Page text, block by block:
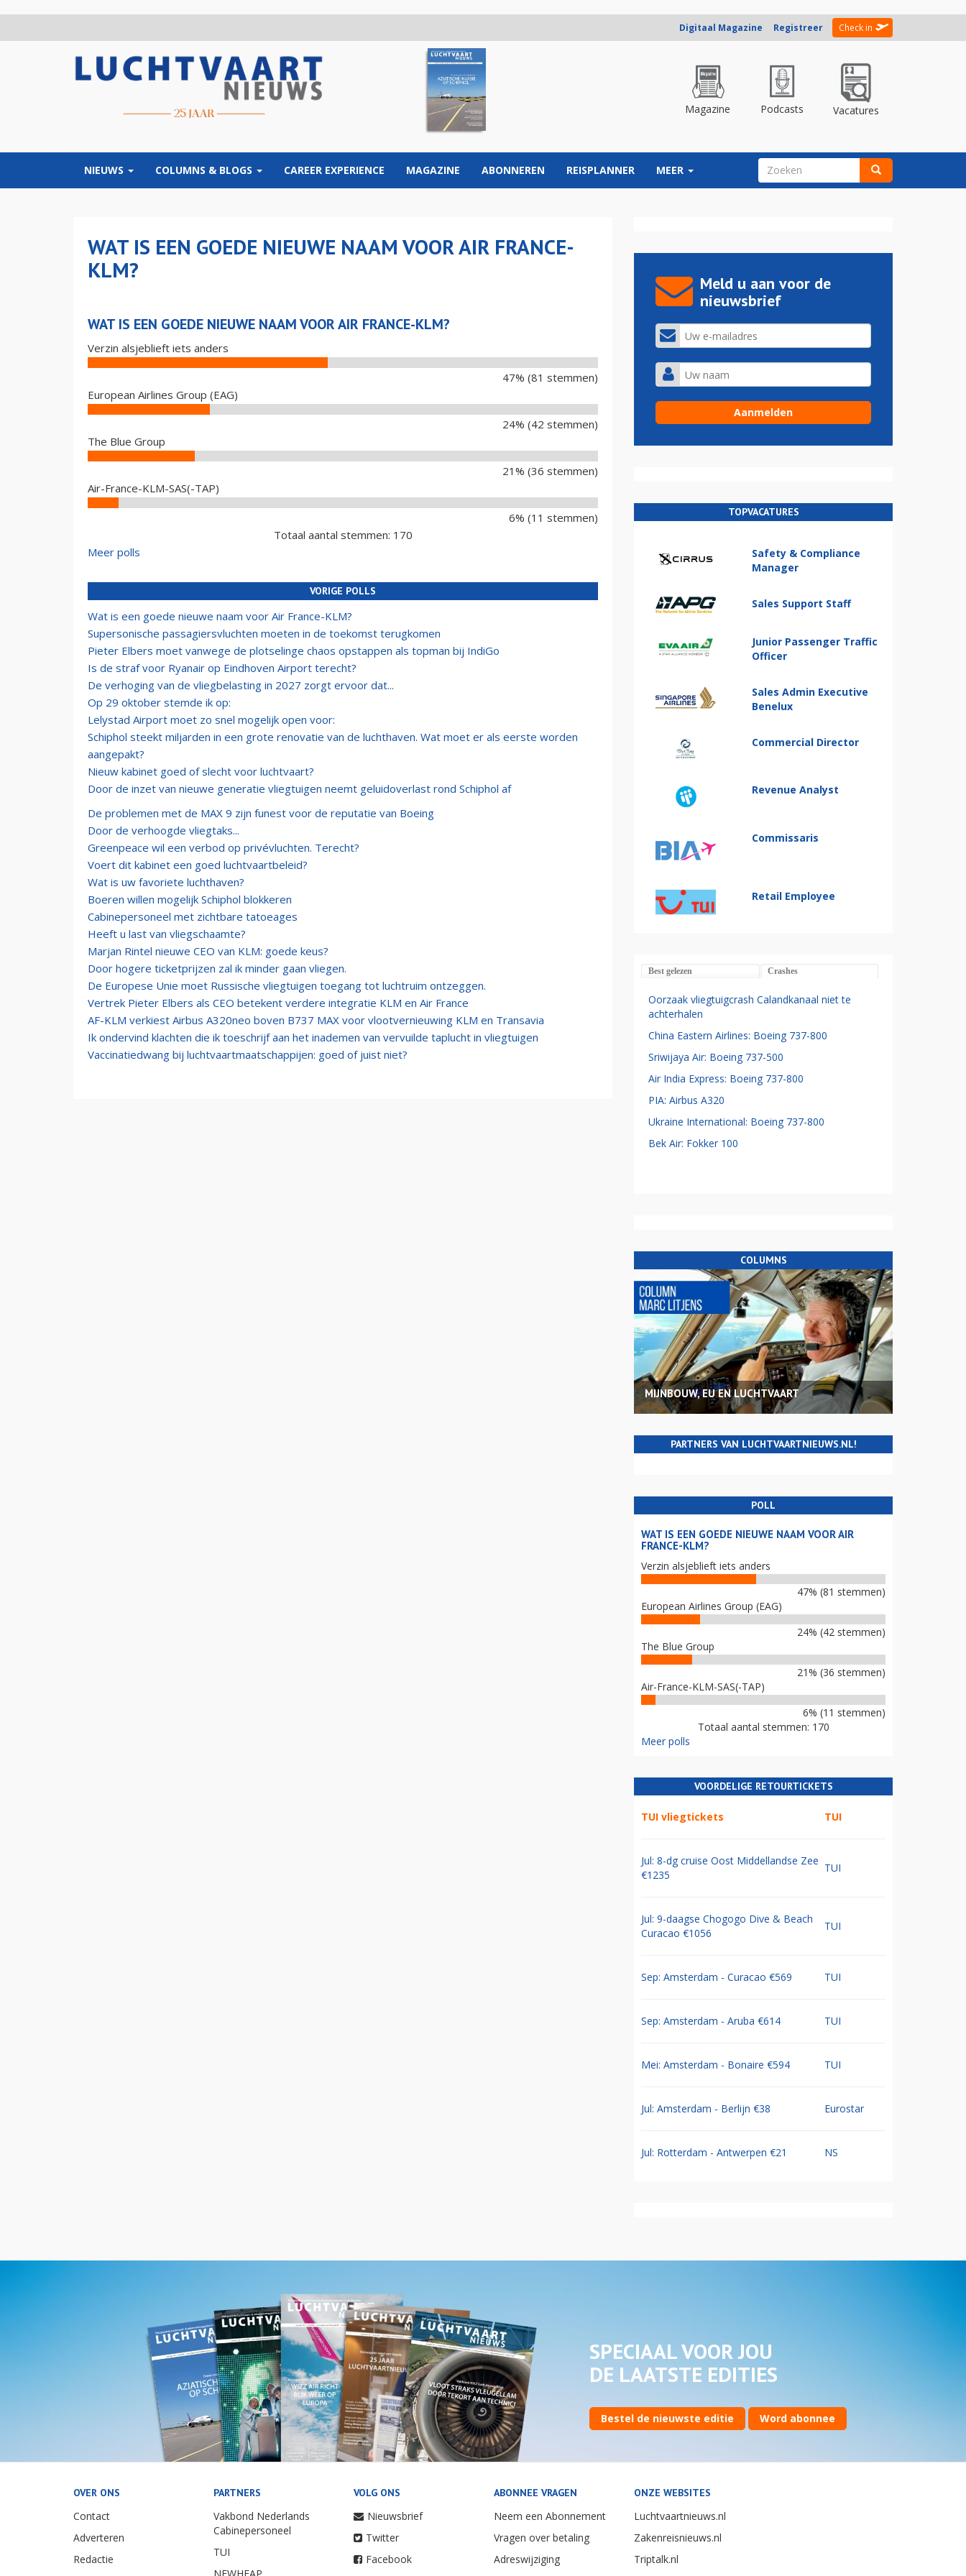
Digitaal Magazine Registreer Check in
Magazine Podcasts Vacatures
NIEUWS COLUMNS & BLOGS CAREER EXPERIENCE MAGAZINE ABONNEREN REISPLANNER MEER ZOEKVELD
WAT IS EEN GOEDE NIEUWE NAAM VOOR AIR FRANCE-
KLM?
WAT IS EEN GOEDE NIEUWE NAAM VOOR AIR FRANCE-KLM?
Verzin alsjeblieft iets anders
47% (81 stemmen)
European Airlines Group (EAG)
24% (42 stemmen)
The Blue Group
21% (36 stemmen)
Air-France-KLM-SAS(-TAP)
6% (11 stemmen)
Totaal aantal stemmen: 170
Meer polls
VORIGE POLLS
Wat is een goede nieuwe naam voor Air France-KLM?
Supersonische passagiersvluchten moeten in de toekomst terugkomen
Pieter Elbers moet vanwege de plotselinge chaos opstappen als topman bij IndiGo
Is de straf voor Ryanair op Eindhoven Airport terecht?
De verhoging van de vliegbelasting in 2027 zorgt ervoor dat...
Op 29 oktober stemde ik op:
Lelystad Airport moet zo snel mogelijk open voor:
Schiphol steekt miljarden in een grote renovatie van de luchthaven. Wat moet er als eerste worden
aangepakt?
Nieuw kabinet goed of slecht voor luchtvaart?
Door de inzet van nieuwe generatie vliegtuigen neemt geluidoverlast rond Schiphol af
De problemen met de MAX 9 zijn funest voor de reputatie van Boeing
Door de verhoogde vliegtaks...
Greenpeace wil een verbod op privévluchten. Terecht?
Voert dit kabinet een goed luchtvaartbeleid?
Wat is uw favoriete luchthaven?
Boeren willen mogelijk Schiphol blokkeren
Cabinepersoneel met zichtbare tatoeages
Heeft u last van vliegschaamte?
Marjan Rintel nieuwe CEO van KLM: goede keus?
Door hogere ticketprijzen zal ik minder gaan vliegen.
De Europese Unie moet Russische vliegtuigen toegang tot luchtruim ontzeggen.
Vertrek Pieter Elbers als CEO betekent verdere integratie KLM en Air France
AF-KLM verkiest Airbus A320neo boven B737 MAX voor vlootvernieuwing KLM en Transavia
Ik ondervind klachten die ik toeschrijf aan het inademen van vervuilde taplucht in vliegtuigen
Vaccinatiedwang bij luchtvaartmaatschappijen: goed of juist niet?
Meld u aan voor de
nieuwsbrief
TOPVACATURES
Safety & Compliance
Manager
Sales Support Staff
Junior Passenger Traffic
Officer
Sales Admin Executive
Benelux
Commercial Director
Revenue Analyst
Commissaris
Retail Employee
Best gelezen Crashes
Oorzaak vliegtuigcrash Calandkanaal niet te
achterhalen
China Eastern Airlines: Boeing 737-800
Sriwijaya Air: Boeing 737-500
Air India Express: Boeing 737-800
PIA: Airbus A320
Ukraine International: Boeing 737-800
Bek Air: Fokker 100
COLUMNS
MIJNBOUW, EU EN LUCHTVAART
PARTNERS VAN LUCHTVAARTNIEUWS.NL!
POLL
WAT IS EEN GOEDE NIEUWE NAAM VOOR AIR
FRANCE-KLM?
Verzin alsjeblieft iets anders
47% (81 stemmen)
European Airlines Group (EAG)
24% (42 stemmen)
The Blue Group
21% (36 stemmen)
Air-France-KLM-SAS(-TAP)
6% (11 stemmen)
Totaal aantal stemmen: 170
Meer polls
VOORDELIGE RETOURTICKETS
TUI vliegtickets TUI
Jul: 8-dg cruise Oost Middellandse Zee
€1235
TUI
Jul: 9-daagse Chogogo Dive & Beach
Curacao €1056
TUI
Sep: Amsterdam - Curacao €569 TUI
Sep: Amsterdam - Aruba €614 TUI
Mei: Amsterdam - Bonaire €594 TUI
Jul: Amsterdam - Berlijn €38 Eurostar
Jul: Rotterdam - Antwerpen €21 NS
SPECIAAL VOOR JOU
DE LAATSTE EDITIES
Bestel de nieuwste editie Word abonnee
OVER ONS
Contact
Adverteren
Redactie
PARTNERS
Vakbond Nederlands
Cabinepersoneel
TUI
NEWHEAP
VOLG ONS
Nieuwsbrief
Twitter
Facebook
ABONNEE VRAGEN
Neem een Abonnement
Vragen over betaling
Adreswijziging
ONZE WEBSITES
Luchtvaartnieuws.nl
Zakenreisnieuws.nl
Triptalk.nl